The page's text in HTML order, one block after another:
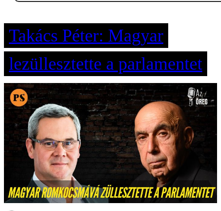
Takács Péter: Magyar
lezüllesztette a parlamentet